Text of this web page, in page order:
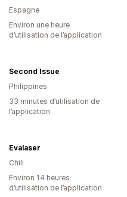
Espagne
Environ une heure
d’utilisation de l’application
Second Issue
Philippines
33 minutes d’utilisation de
l’application
Evalaser
Chili
Environ 14 heures
d’utilisation de l’application